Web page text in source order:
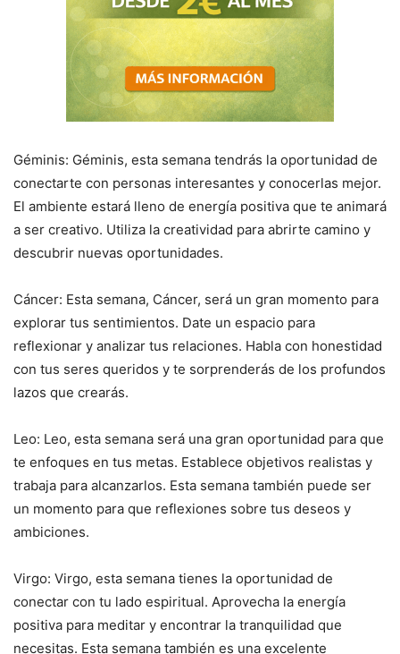
Géminis: Géminis, esta semana tendrás la oportunidad de
conectarte con personas interesantes y conocerlas mejor.
El ambiente estará lleno de energía positiva que te animará
a ser creativo. Utiliza la creatividad para abrirte camino y
descubrir nuevas oportunidades.
Cáncer: Esta semana, Cáncer, será un gran momento para
explorar tus sentimientos. Date un espacio para
reflexionar y analizar tus relaciones. Habla con honestidad
con tus seres queridos y te sorprenderás de los profundos
lazos que crearás.
Leo: Leo, esta semana será una gran oportunidad para que
te enfoques en tus metas. Establece objetivos realistas y
trabaja para alcanzarlos. Esta semana también puede ser
un momento para que reflexiones sobre tus deseos y
ambiciones.
Virgo: Virgo, esta semana tienes la oportunidad de
conectar con tu lado espiritual. Aprovecha la energía
positiva para meditar y encontrar la tranquilidad que
necesitas. Esta semana también es una excelente